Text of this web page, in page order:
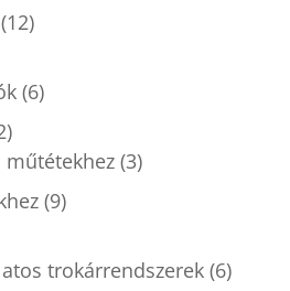
(12)
(6)
műtétekhez (3)
(9)
trokárrendszerek (6)